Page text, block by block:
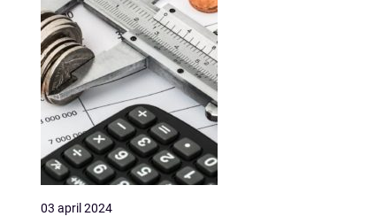
03 april 2024